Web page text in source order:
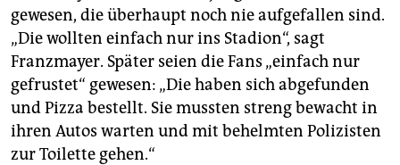
gewesen, die überhaupt noch nie aufgefallen sind.
„Die wollten einfach nur ins Stadion“, sagt
Franzmayer. Später seien die Fans „einfach nur
gefrustet“ gewesen: „Die haben sich abgefunden
und Pizza bestellt. Sie mussten streng bewacht in
ihren Autos warten und mit behelmten Polizisten
zur Toilette gehen.“